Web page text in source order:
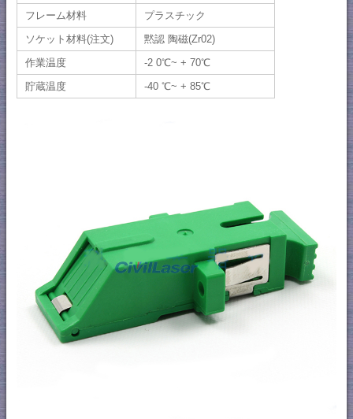
フレーム材料
プラスチック
ソケット材料(注文)
黙認 陶磁(Zr02)
作業温度
-2 0℃~ + 70℃
貯蔵温度
-40 ℃~ + 85℃